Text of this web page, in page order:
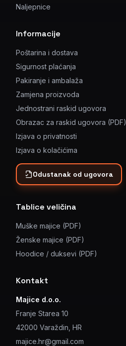
Naljepnice
Informacije
Poštarina i dostava
Sigurnost plaćanja
Pakiranje i ambalaža
Zamjena proizvoda
Jednostrani raskid ugovora
Obrazac za raskid ugovora (PDF)
Izjava o privatnosti
Izjava o kolačićima
Odustanak od ugovora
Tablice veličina
Muške majice (PDF)
Ženske majice (PDF)
Hoodice / duksevi (PDF)
Kontakt
Majice d.o.o.
Franje Starea 10
42000 Varaždin, HR
majice.hr@gmail.com